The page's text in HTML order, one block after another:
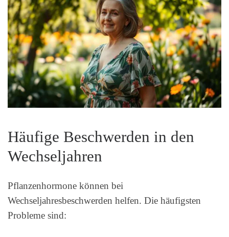
Häufige Beschwerden in den
Wechseljahren
Pflanzenhormone können bei
Wechseljahresbeschwerden helfen. Die häufigsten
Probleme sind: